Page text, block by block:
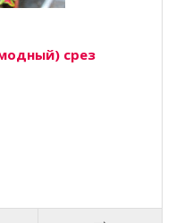
срез